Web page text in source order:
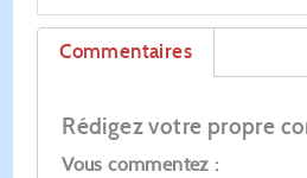
Commentaires
Rédigez votre propre
Vous commentez :